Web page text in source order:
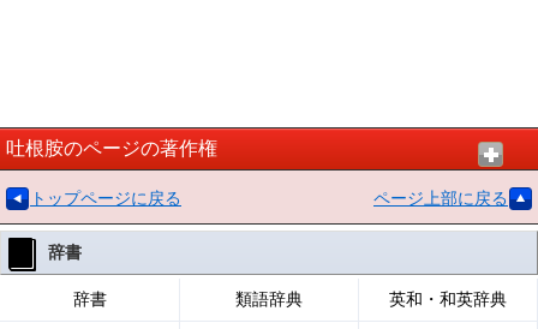
吐根胺のページの著作権
トップページに戻る ページ上部に戻る
辞書
辞書 類語辞典 英和・和英辞典